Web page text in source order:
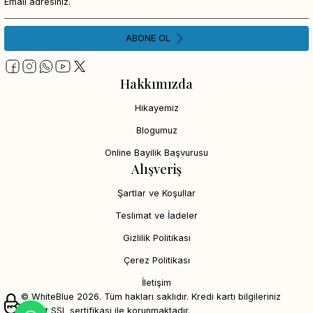
Hakkımızda
Hikayemiz
Blogumuz
Online Bayilik Başvurusu
Alışveriş
Şartlar ve Koşullar
Teslimat ve İadeler
Gizlilik Politikası
Çerez Politikası
İletişim
ABONE OL
© WhiteBlue 2026. Tüm hakları saklıdır. Kredi kartı bilgileriniz
256bit SSL sertifikası ile korunmaktadır.